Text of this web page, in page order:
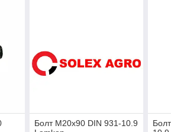
Болт М20х90 DIN 931-10.9